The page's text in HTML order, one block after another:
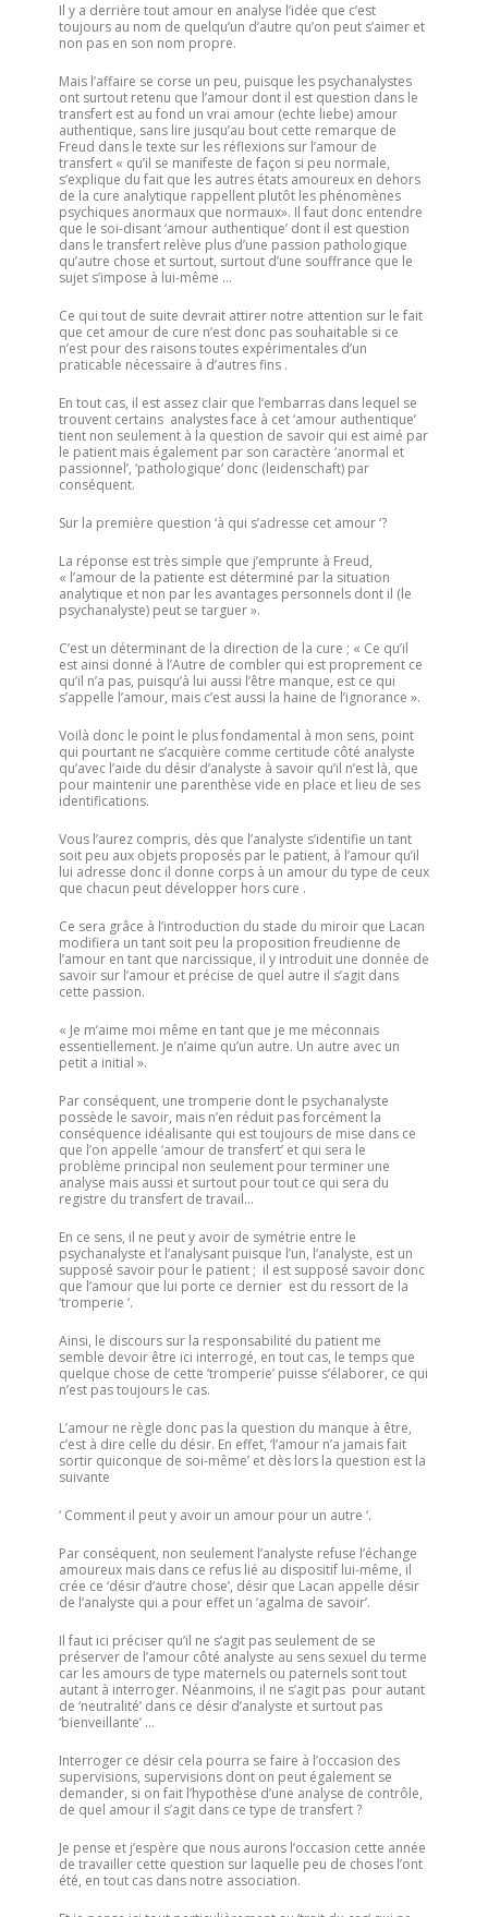
Il y a derrière tout amour en analyse l’idée que c’est
toujours au nom de quelqu’un d’autre qu’on peut s’aimer et
non pas en son nom propre.
Mais l’affaire se corse un peu, puisque les psychanalystes
ont surtout retenu que l’amour dont il est question dans le
transfert est au fond un vrai amour (echte liebe) amour
authentique, sans lire jusqu’au bout cette remarque de
Freud dans le texte sur les réflexions sur l’amour de
transfert « qu’il se manifeste de façon si peu normale,
s’explique du fait que les autres états amoureux en dehors
de la cure analytique rappellent plutôt les phénomènes
psychiques anormaux que normaux». Il faut donc entendre
que le soi-disant ‘amour authentique’ dont il est question
dans le transfert relève plus d’une passion pathologique
qu’autre chose et surtout, surtout d’une souffrance que le
sujet s’impose à lui-même …
Ce qui tout de suite devrait attirer notre attention sur le fait
que cet amour de cure n’est donc pas souhaitable si ce
n’est pour des raisons toutes expérimentales d’un
praticable nécessaire à d’autres fins .
En tout cas, il est assez clair que l’embarras dans lequel se
trouvent certains analystes face à cet ‘amour authentique’
tient non seulement à la question de savoir qui est aimé par
le patient mais également par son caractère ‘anormal et
passionnel’, ‘pathologique‘ donc (leidenschaft) par
conséquent.
Sur la première question ‘à qui s’adresse cet amour ‘?
La réponse est très simple que j’emprunte à Freud,
« l’amour de la patiente est déterminé par la situation
analytique et non par les avantages personnels dont il (le
psychanalyste) peut se targuer ».
C’est un déterminant de la direction de la cure ; « Ce qu’il
est ainsi donné à l’Autre de combler qui est proprement ce
qu’il n’a pas, puisqu’à lui aussi l’être manque, est ce qui
s’appelle l’amour, mais c’est aussi la haine de l’ignorance ».
Voilà donc le point le plus fondamental à mon sens, point
qui pourtant ne s’acquière comme certitude côté analyste
qu’avec l’aide du désir d’analyste à savoir qu’il n’est là, que
pour maintenir une parenthèse vide en place et lieu de ses
identifications.
Vous l’aurez compris, dès que l’analyste s’identifie un tant
soit peu aux objets proposés par le patient, à l’amour qu’il
lui adresse donc il donne corps à un amour du type de ceux
que chacun peut développer hors cure .
Ce sera grâce à l’introduction du stade du miroir que Lacan
modifiera un tant soit peu la proposition freudienne de
l’amour en tant que narcissique, il y introduit une donnée de
savoir sur l’amour et précise de quel autre il s’agit dans
cette passion.
« Je m’aime moi même en tant que je me méconnais
essentiellement. Je n’aime qu’un autre. Un autre avec un
petit a initial ».
Par conséquent, une tromperie dont le psychanalyste
possède le savoir, mais n’en réduit pas forcément la
conséquence idéalisante qui est toujours de mise dans ce
que l’on appelle ‘amour de transfert’ et qui sera le
problème principal non seulement pour terminer une
analyse mais aussi et surtout pour tout ce qui sera du
registre du transfert de travail…
En ce sens, il ne peut y avoir de symétrie entre le
psychanalyste et l’analysant puisque l’un, l’analyste, est un
supposé savoir pour le patient ; il est supposé savoir donc
que l’amour que lui porte ce dernier est du ressort de la
‘tromperie ‘.
Ainsi, le discours sur la responsabilité du patient me
semble devoir être ici interrogé, en tout cas, le temps que
quelque chose de cette ‘tromperie’ puisse s’élaborer, ce qui
n’est pas toujours le cas.
L’amour ne règle donc pas la question du manque à être,
c’est à dire celle du désir. En effet, ‘l’amour n’a jamais fait
sortir quiconque de soi-même’ et dès lors la question est la
suivante
‘ Comment il peut y avoir un amour pour un autre ‘.
Par conséquent, non seulement l’analyste refuse l’échange
amoureux mais dans ce refus lié au dispositif lui-même, il
crée ce ‘désir d’autre chose’, désir que Lacan appelle désir
de l’analyste qui a pour effet un ‘agalma de savoir’.
Il faut ici préciser qu’il ne s’agit pas seulement de se
préserver de l’amour côté analyste au sens sexuel du terme
car les amours de type maternels ou paternels sont tout
autant à interroger. Néanmoins, il ne s’agit pas pour autant
de ‘neutralité’ dans ce désir d’analyste et surtout pas
‘bienveillante’ …
Interroger ce désir cela pourra se faire à l’occasion des
supervisions, supervisions dont on peut également se
demander, si on fait l’hypothèse d’une analyse de contrôle,
de quel amour il s’agit dans ce type de transfert ?
Je pense et j’espère que nous aurons l’occasion cette année
de travailler cette question sur laquelle peu de choses l’ont
été, en tout cas dans notre association.